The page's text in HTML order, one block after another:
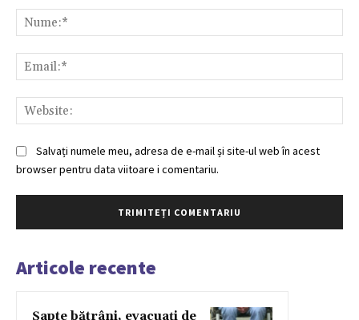
Salvați numele meu, adresa de e-mail și site-ul web în acest
browser pentru data viitoare i comentariu.
Articole recente
Șapte bătrâni, evacuați de